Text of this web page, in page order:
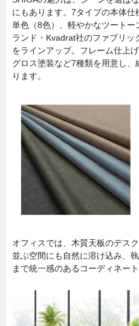
にもあります。7タイプの本体
単色（8色）、軽やかなツート
ランド・Kvadrat社のファブリッ
をラインアップ。フレーム仕上
グロス塗装など7種類を用意し
ります。
オフィスでは、木質天板のデス
並ぶ空間にも自然に溶け込み、
まで統一感のあるコーディネート